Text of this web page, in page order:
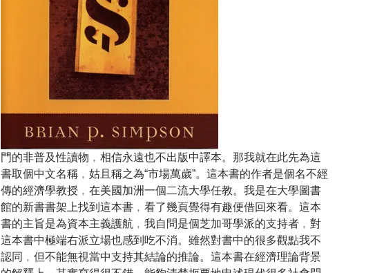
門的非普及性讀物﹐相信永遠也不出版中譯本。那我就在此先為這
書取個中文名稱﹐姑且稱之為“市場萬歲”。這本書的作者是個名不經
傳的經濟學教授﹐在美國加洲一個二流大學任教。我是在大學圖書
館的新書書架上找到這本書﹐看了幾頁覺得有趣便借回來看。這本
書的主旨是為資本主義護航﹐我自問是個芝加哥學派的支持者﹐對
這本書中極端右派立場也感到吃不消。雖然對書中的很多觀點我不
認同﹐但不能無視當中支持其結論的推論。這本書在經濟理論背景